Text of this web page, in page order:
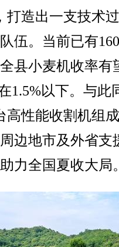
打造出一支技术
伍。当前已有
县小麦机收率有
1.5%以下。与此
高性能收割机组
边地市及外省支
力全国夏收大局